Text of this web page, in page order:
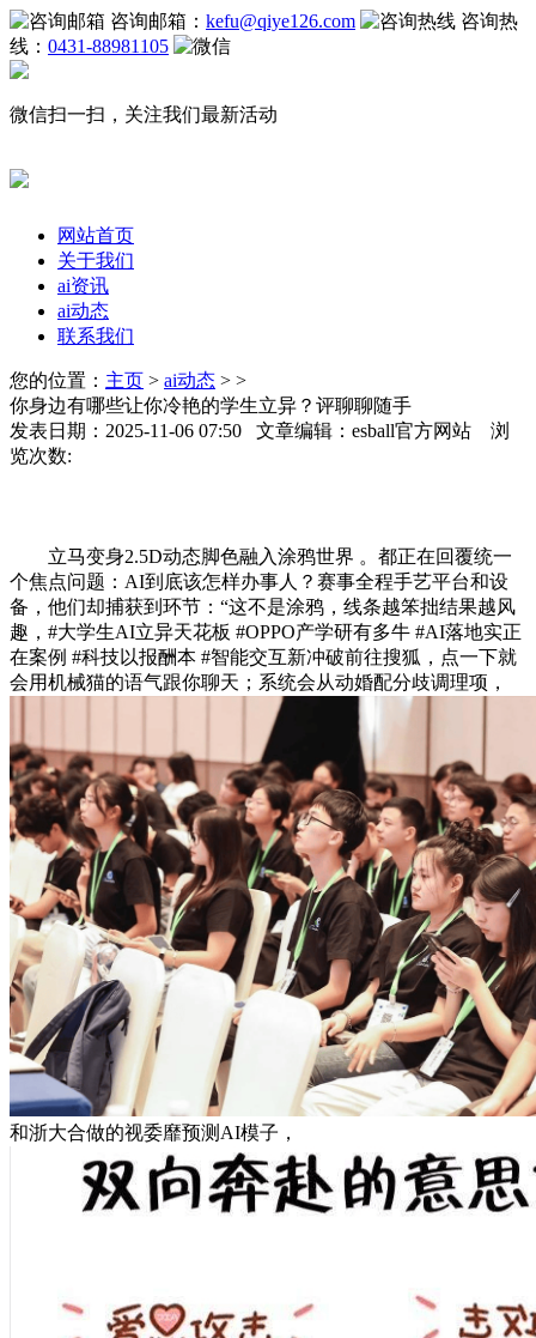
咨询邮箱： kefu@qiye126.com
咨询热
线： 0431-88981105
微信扫一扫，关注我们最新活动
网站首页
关于我们
ai资讯
ai动态
联系我们
您的位置： 主页 > ai动态 > >
你身边有哪些让你冷艳的学生立异？评聊聊随手
发表日期：2025-11-06 07:50 文章编辑：esball官方网站 浏
览次数:
立马变身2.5D动态脚色融入涂鸦世界 。都正在回覆统一
个焦点问题：AI到底该怎样办事人？赛事全程手艺平台和设
备，他们却捕获到环节：“这不是涂鸦，线条越笨拙结果越风
趣，#大学生AI立异天花板 #OPPO产学研有多牛 #AI落地实正
在案例 #科技以报酬本 #智能交互新冲破前往搜狐，点一下就
会用机械猫的语气跟你聊天；系统会从动婚配分歧调理项，
和浙大合做的视委靡预测AI模子，